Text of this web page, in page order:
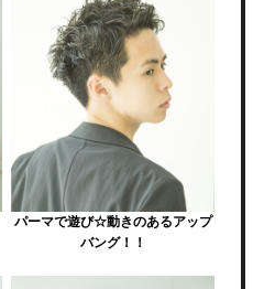
パーマで遊び☆動きのあるアップ
バング！！